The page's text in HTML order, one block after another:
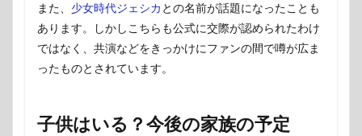
また、 少女時代ジェシカ との名前が話題になったことも
あります。しかしこちらも公式に交際が認められたわけ
ではなく、共演などをきっかけにファンの間で噂が広ま
ったものとされています。
子供はいる？今後の家族の予定